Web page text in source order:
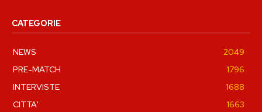
CATEGORIE
NEWS
2049
PRE-MATCH
1796
INTERVISTE
1688
CITTA'
1663